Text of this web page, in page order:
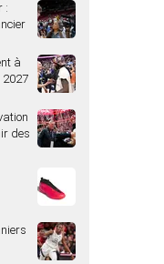
:
à
2027
des